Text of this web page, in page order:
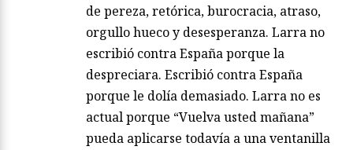
de pereza, retórica, burocracia, atraso,
orgullo hueco y desesperanza. Larra no
escribió contra España porque la
despreciara. Escribió contra España
porque le dolía demasiado. Larra no es
actual porque “Vuelva usted mañana”
pueda aplicarse todavía a una ventanilla